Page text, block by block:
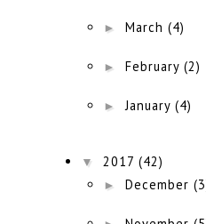
►March(4)
►February(2)
►January(4)
▼2017(42)
►December